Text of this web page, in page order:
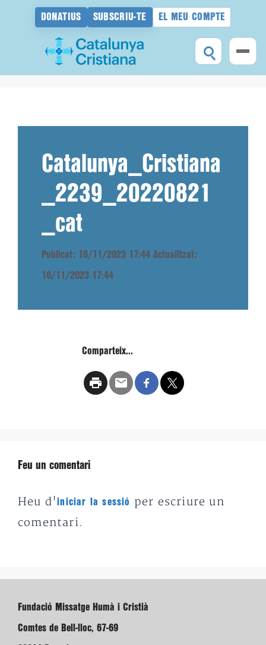
DONATIUS SUBSCRIU-TE EL MEU COMPTE
Catalunya_Cristiana
_2239_20220821
_cat
Publicat: 16/11/2023 17:44 Actualitzat:
16/11/2023 17:44
Comparteix...
Feu un comentari
Heu d'iniciar la sessió
per escriure un
comentari.
Fundació Missatge Humà i Cristià
Comtes de Bell-lloc, 67-69